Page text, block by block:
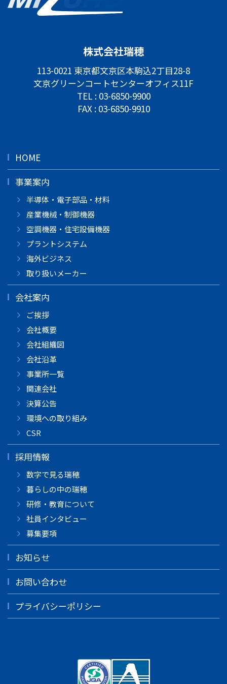
株式会社瑞穂
113-0021 東京都文京区本駒込2丁目28-8
文京グリーンコートセンターオフィス11F
TEL : 03-6850-9900
FAX : 03-6850-9910
HOME
事業案内
半導体・電子部品・材料
産業機械・制御機器
空調機器・住宅設備機器
プラントシステム
海外ビジネス
取り扱いメーカー
会社案内
ご挨拶
会社概要
会社組織図
会社沿革
事業所一覧
関連会社
決算公告
環境への取り組み
CSR
採用情報
数字で見る瑞穂
暮らしの中の瑞穂
研修・教育について
社員インタビュー
募集要項
お知らせ
お問い合わせ
プライバシーポリシー